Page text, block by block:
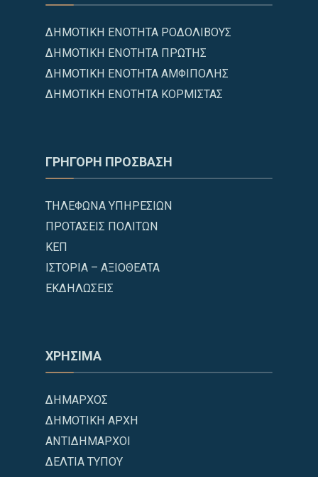
ΔΗΜΟΤΙΚΗ ΕΝΟΤΗΤΑ ΡΟΔΟΛΙΒΟΥΣ
ΔΗΜΟΤΙΚΗ ΕΝΟΤΗΤΑ ΠΡΩΤΗΣ
ΔΗΜΟΤΙΚΗ ΕΝΟΤΗΤΑ ΑΜΦΙΠΟΛΗΣ
ΔΗΜΟΤΙΚΗ ΕΝΟΤΗΤΑ ΚΟΡΜΙΣΤΑΣ
ΓΡΗΓΟΡΗ ΠΡΟΣΒΑΣΗ
ΤΗΛΕΦΩΝΑ ΥΠΗΡΕΣΙΩΝ
ΠΡΟΤΑΣΕΙΣ ΠΟΛΙΤΩΝ
ΚΕΠ
ΙΣΤΟΡΙΑ – ΑΞΙΟΘΕΑΤΑ
ΕΚΔΗΛΩΣΕΙΣ
ΧΡΗΣΙΜΑ
ΔΗΜΑΡΧΟΣ
ΔΗΜΟΤΙΚΗ ΑΡΧΗ
ΑΝΤΙΔΗΜΑΡΧΟΙ
ΔΕΛΤΙΑ ΤΥΠΟΥ